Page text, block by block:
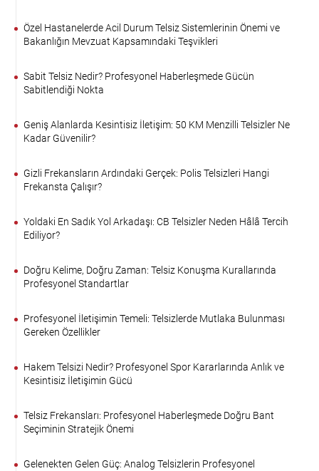
Özel Hastanelerde Acil Durum Telsiz Sistemlerinin Önemi ve
Bakanlığın Mevzuat Kapsamındaki Teşvikleri
Sabit Telsiz Nedir? Profesyonel Haberleşmede Gücün
Sabitlendiği Nokta
Geniş Alanlarda Kesintisiz İletişim: 50 KM Menzilli Telsizler Ne
Kadar Güvenilir?
Gizli Frekansların Ardındaki Gerçek: Polis Telsizleri Hangi
Frekansta Çalışır?
Yoldaki En Sadık Yol Arkadaşı: CB Telsizler Neden Hâlâ Tercih
Ediliyor?
Doğru Kelime, Doğru Zaman: Telsiz Konuşma Kurallarında
Profesyonel Standartlar
Profesyonel İletişimin Temeli: Telsizlerde Mutlaka Bulunması
Gereken Özellikler
Hakem Telsizi Nedir? Profesyonel Spor Kararlarında Anlık ve
Kesintisiz İletişimin Gücü
Telsiz Frekansları: Profesyonel Haberleşmede Doğru Bant
Seçiminin Stratejik Önemi
Gelenekten Gelen Güç: Analog Telsizlerin Profesyonel